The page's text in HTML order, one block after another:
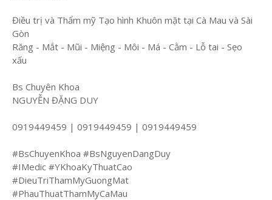
Điều trị và Thẩm mỹ Tạo hình Khuôn mặt tại Cà Mau và Sài
Gòn
Răng - Mắt - Mũi - Miệng - Môi - Má - Cằm - Lỗ tai - Sẹo
xấu
Bs Chuyên Khoa
NGUYỄN ĐẶNG DUY
0919449459 | 0919449459 | 0919449459
#BsChuyenKhoa #BsNguyenDangDuy
#IMedic #YKhoaKyThuatCao
#DieuTriThamMyGuongMat
#PhauThuatThamMyCaMau